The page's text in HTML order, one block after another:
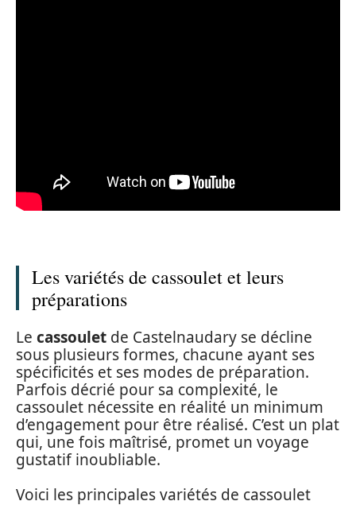
Les variétés de cassoulet et leurs
préparations
Le cassoulet de Castelnaudary se décline
sous plusieurs formes, chacune ayant ses
spécificités et ses modes de préparation.
Parfois décrié pour sa complexité, le
cassoulet nécessite en réalité un minimum
d’engagement pour être réalisé. C’est un plat
qui, une fois maîtrisé, promet un voyage
gustatif inoubliable.
Voici les principales variétés de cassoulet